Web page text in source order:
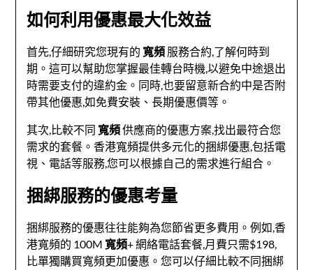
如何利用優惠最大化效益
首先,仔細研究您現有的 寬頻 服務合約,了解何時到
期。這可以幫助您掌握最佳轉台時機,以避免中途退出
時需要支付的違約金。同時,也要留意新合約中是否附
帶其他優惠,如免費安裝、長期優惠價等。
其次,比較不同 寬頻供應商的優惠方案,找出最符合您
需求的套餐。香港寬頻提供多元化的捆綁優惠,包括電
視、電話等服務,您可以根據自己的需求進行組合。
捆綁服務的優惠考量
捆綁服務的優惠往往能夠為您節省更多費用。例如,香
港寬頻的 100M 寬頻+ 網絡電話套餐,月費只需$198,
比單獨購買寬頻更加優惠。您可以仔細比較不同捆綁